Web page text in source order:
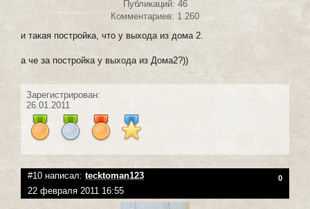
Публикаций: 46
Комментариев: 1 260
и такая постройка, что у выхода из дома 2.
а че за постройка у выхода из Дома2?))
Зарегистрирован:
26.01.2011
#10 написал: tecktoman123 0
22 февраля 2011 16:55